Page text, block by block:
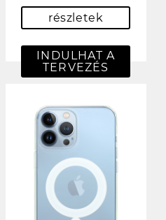
részletek
INDULHAT A
TERVEZÉS